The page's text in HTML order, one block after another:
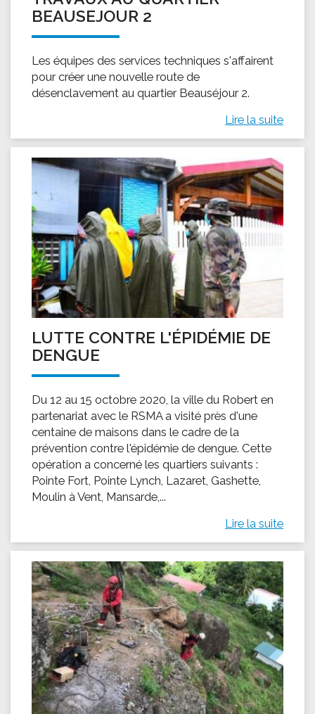
BEAUSEJOUR 2
Les équipes des services techniques s'affairent
pour créer une nouvelle route de
désenclavement au quartier Beauséjour 2.
Lire la suite
LUTTE CONTRE L'ÉPIDÉMIE DE
DENGUE
Du 12 au 15 octobre 2020, la ville du Robert en
partenariat avec le RSMA a visité près d'une
centaine de maisons dans le cadre de la
prévention contre l'épidémie de dengue. Cette
opération a concerné les quartiers suivants :
Pointe Fort, Pointe Lynch, Lazaret, Gashette,
Moulin à Vent, Mansarde,...
Lire la suite